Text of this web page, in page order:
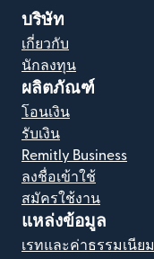
บริษัท
เกี่ยวกับ
นักลงทุน
ผลิตภัณฑ์
โอนเงิน
รับเงิน
Remitly Business
ลงชื่อเข้าใช้
สมัครใช้งาน
แหล่งข้อมูล
เรทและค่าธรรมเนียม